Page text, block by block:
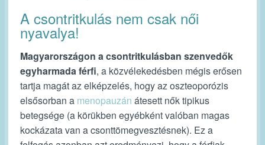
A csontritkulás nem csak női
nyavalya!
Magyarországon a csontritkulásban szenvedők
egyharmada férfi, a közvélekedésben mégis erősen
tartja magát az elképzelés, hogy az oszteoporózis
elsősorban a menopauzán átesett nők tipikus
betegsége (a körükben egyébként valóban magas
kockázata van a csonttömegvesztésnek). Ez a